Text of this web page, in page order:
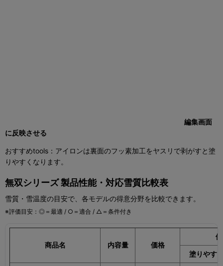
編集画面
に反映させる
おすすめtools：アイロンは裏面のフッ素加工をヤスリで剥がすと塗
りやすくなります。
無双シリーズ 製品性能・対応雪質比較表
雪質・雪温度の目安で、各モデルの得意分野を比較できます。
※評価目安：◎＝最適 / ○＝適合 / △＝条件付き
商品名 内容量 価格
塗りやす